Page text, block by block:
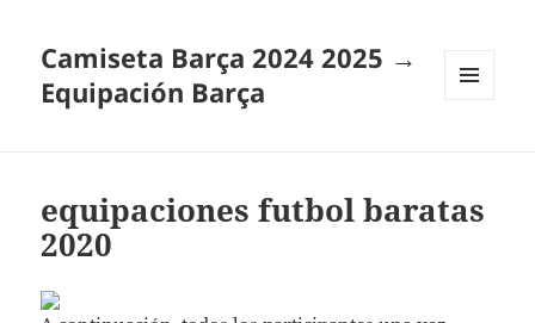
Camiseta Barça 2024 2025 →
Equipación Barça
equipaciones futbol baratas
2020